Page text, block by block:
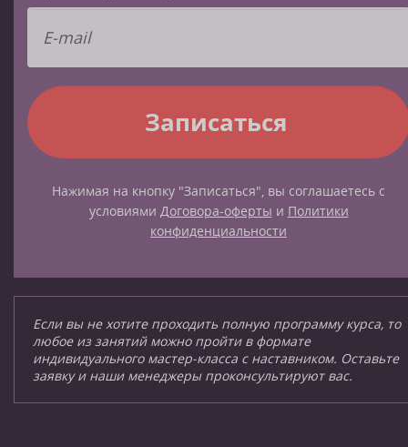
Нажимая на кнопку "Записаться", вы соглашаетесь с
условиями Договора-оферты и Политики
конфиденциальности
Если вы не хотите проходить полную программу курса, то
любое из занятий можно пройти в формате
индивидуального мастер-класса с наставником. Оставьте
заявку и наши менеджеры проконсультируют вас.